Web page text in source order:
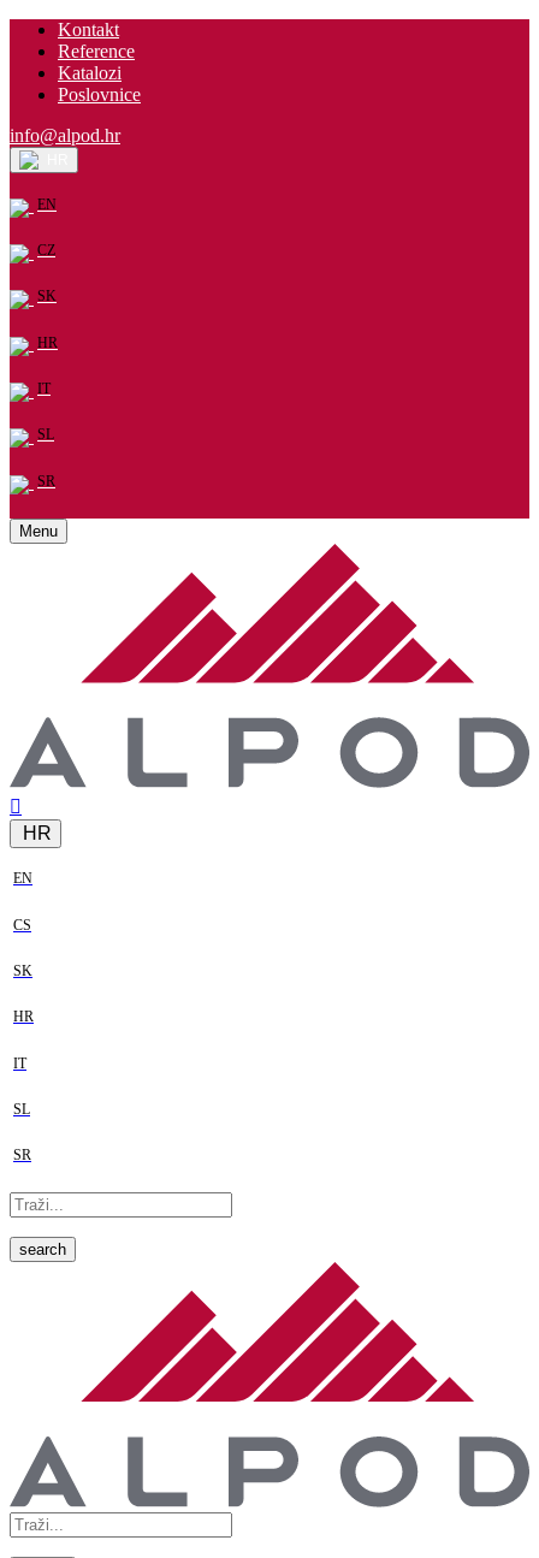
Kontakt
Reference
Katalozi
Poslovnice
info@alpod.hr
EN
CZ
SK
HR
IT
SL
SR
Menu
HR
EN
CS
SK
HR
IT
SL
SR
search